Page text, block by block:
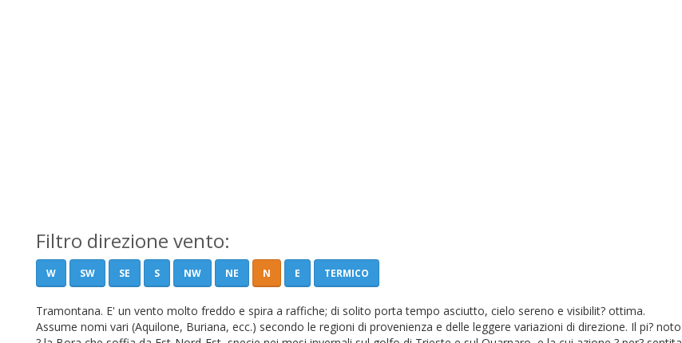
Filtro direzione vento:
W SW SE S NW NE N E TERMICO
Tramontana. E' un vento molto freddo e spira a raffiche; di solito porta tempo asciutto, cielo sereno e visibilit? ottima.
Assume nomi vari (Aquilone, Buriana, ecc.) secondo le regioni di provenienza e delle leggere variazioni di direzione. Il pi? noto